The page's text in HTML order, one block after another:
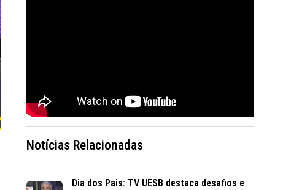
Notícias Relacionadas
Dia dos Pais: TV UESB destaca desafios e